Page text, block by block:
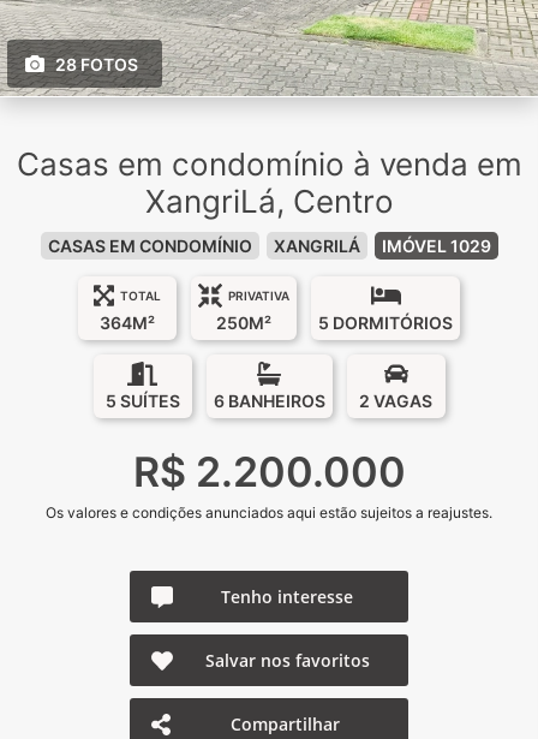
28 FOTOS
Casas em condomínio à venda em
XangriLá, Centro
CASAS EM CONDOMÍNIO XANGRILÁ IMÓVEL 1029
TOTAL
364M²
PRIVATIVA
250M² 5 DORMITÓRIOS
5 SUÍTES 6 BANHEIROS 2 VAGAS
R$ 2.200.000
Os valores e condições anunciados aqui estão sujeitos a reajustes.
Tenho interesse
Salvar nos favoritos
Compartilhar